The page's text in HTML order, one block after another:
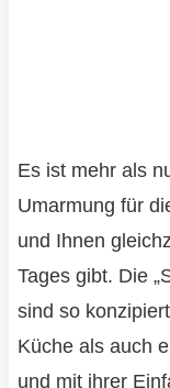
Es ist mehr als
Umarmung für
und Ihnen
Tages gibt. Die
sind so
Küche als auch
und mit ihrer